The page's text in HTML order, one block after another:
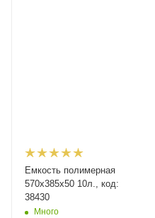
Емкость полимерная
570х385х50 10л., код:
38430
Много